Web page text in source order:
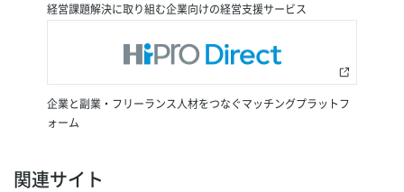
経営課題解決に取り組む企業向けの経営支援サービス
企業と副業・フリーランス人材をつなぐマッチングプラットフ
ォーム
関連サイト